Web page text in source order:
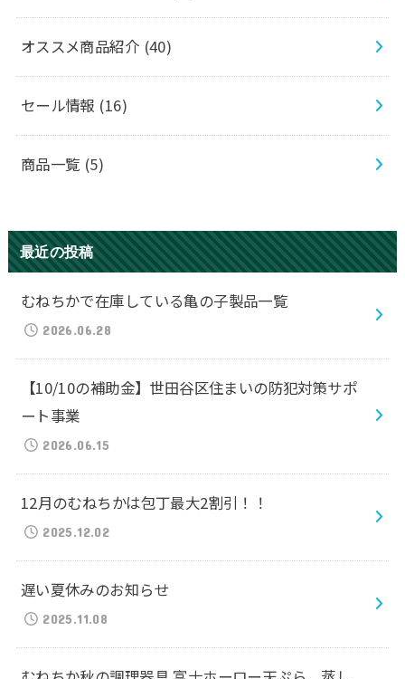
オススメ商品紹介 (40)
セール情報 (16)
商品一覧 (5)
最近の投稿
むねちかで在庫している亀の子製品一覧
2026.06.28
【10/10の補助金】世田谷区住まいの防犯対策サポ
ート事業
2026.06.15
12月のむねちかは包丁最大2割引！！
2025.12.02
遅い夏休みのお知らせ
2025.11.08